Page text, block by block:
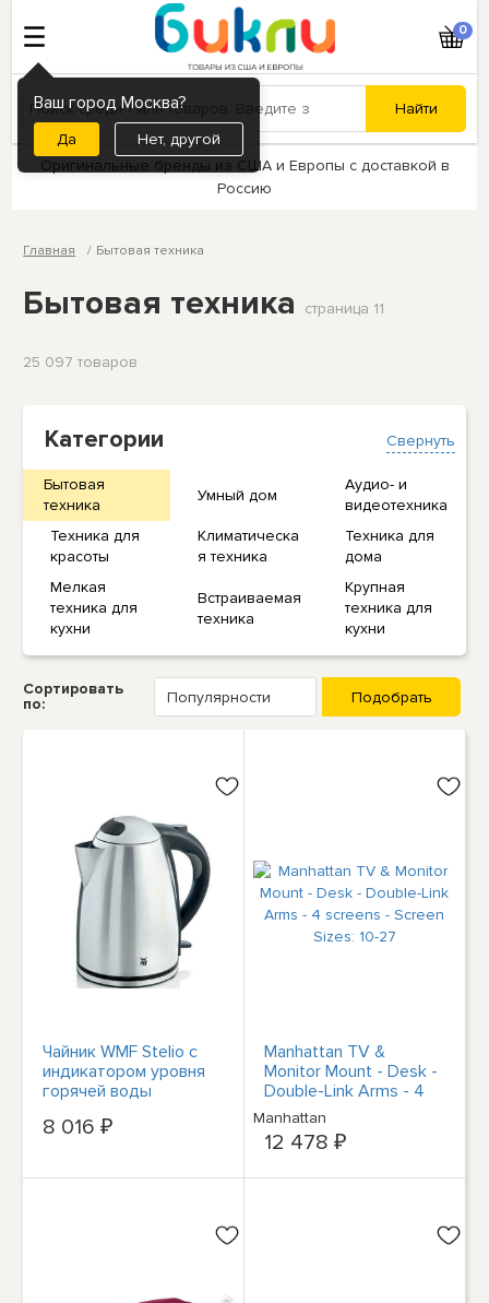
Ваш город Москва?
Нет, другой
0
Оригинальные бренды из США и Европы с доставкой в
Россию
Главная Бытовая техника
Бытовая техника страница 11
25 097 товаров
Свернуть
Категории
Бытовая
техника
Умный дом
Аудио- и
видеотехника
Техника для
красоты
Климатическа
я техника
Техника для
дома
Мелкая
техника для
кухни
Встраиваемая
техника
Крупная
техника для
кухни
Сортировать
по:
Чайник WMF Stelio с
индикатором уровня
горячей воды
литра мощностью
8 016 ₽
Manhattan TV &
Monitor Mount - Desk -
Double-Link Arms - 4
screens - Screen Sizes:
10-27" - Black - Stand
or Clamp Assembly -
Manhattan
12 478 ₽